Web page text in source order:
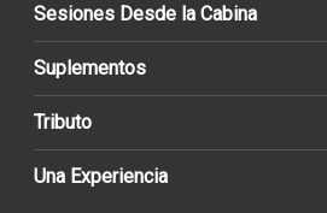
Sesiones Desde la Cabina
Suplementos
Tributo
Una Experiencia